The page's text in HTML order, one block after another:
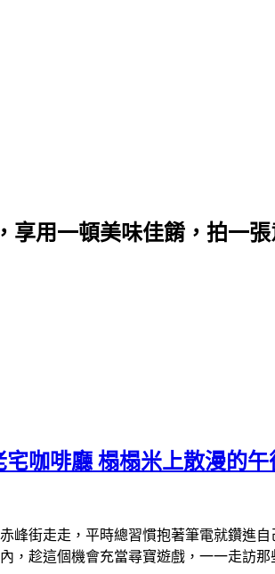
用一頓美味佳餚，拍一
咖啡廳 榻榻米上散漫的午
峰街走走，平時總習慣抱著筆電就鑽進
趁這個機會充當尋寶遊戲，一一走訪